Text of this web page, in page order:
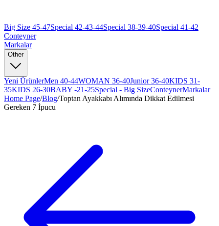
Big Size 45-47Special 42-43-44Special 38-39-40Special 41-42
Conteyner
Markalar
Other
Yeni ÜrünlerMen 40-44WOMAN 36-40Junior 36-40KIDS 31-
35KIDS 26-30BABY -21-25Special - Big SizeConteynerMarkalar
Home Page/Blog/Toptan Ayakkabı Alımında Dikkat Edilmesi
Gereken 7 İpucu